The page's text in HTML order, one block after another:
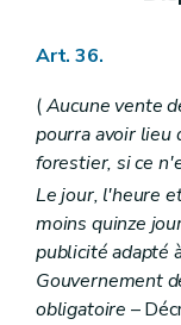
Art. 36.
(Aucune vente
pourra avoir lieu
forestier, si ce
Le jour, l'heure
moins quinze
publicité adapté
Gouvernement
obligatoire –